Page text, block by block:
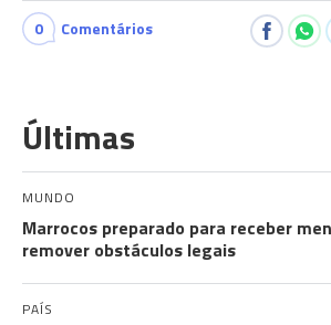
0 Comentários
Últimas
MUNDO
Marrocos preparado para receber
remover obstáculos legais
PAÍS